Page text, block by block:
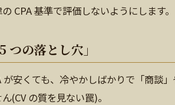
CPA 基準で評価しないようにします。
の落とし穴」
が安くても、冷やかしばかりで「商談
(CV の質を見ない罠)。